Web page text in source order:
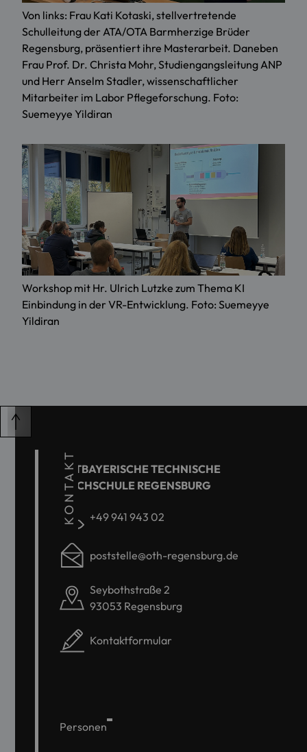
Von links: Frau Kati Kotaski, stellvertretende
Schulleitung der ATA/OTA Barmherzige Brüder
Regensburg, präsentiert ihre Masterarbeit. Daneben
Frau Prof. Dr. Christa Mohr, Studiengangsleitung ANP
und Herr Anselm Stadler, wissenschaftlicher
Mitarbeiter im Labor Pflegeforschung. Foto:
Suemeyye Yildiran
Workshop mit Hr. Ulrich Lutzke zum Thema KI
Einbindung in der VR-Entwicklung. Foto: Suemeyye
Yildiran
KONTAKT
OSTBAYERISCHE TECHNISCHE
HOCHSCHULE REGENSBURG
+49 941 943 02
poststelle@oth-regensburg.de
Seybothstraße 2
93053 Regensburg
Kontaktformular
Personen